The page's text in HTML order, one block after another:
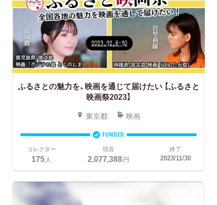
ふるさとの魅力を、映画を通じて届けたい【ふるさと
映画祭2023】
東京都 映画
FUNDED
コレクター
175 人
現在
2,077,388円
終了
2023/11/30